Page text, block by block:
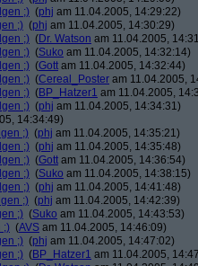
;) (phj am 11.04.2005, 14:29:22)
;) (phj am 11.04.2005, 14:30:29)
;) (Dr. Watson am 11.04.2005,
;) (Suko am 11.04.2005, 14:32:14)
;) (Gott am 11.04.2005, 14:32:44)
;) (Cereal_Poster am 11.04.2005,
;) (BP_Hatzer1 am 11.04.2005,
;) (phj am 11.04.2005, 14:34:31)
14:34:49)
;) (phj am 11.04.2005, 14:35:21)
;) (phj am 11.04.2005, 14:35:48)
;) (Gott am 11.04.2005, 14:36:54)
;) (Suko am 11.04.2005, 14:38:15)
;) (phj am 11.04.2005, 14:41:48)
;) (phj am 11.04.2005, 14:42:39)
;) (Suko am 11.04.2005, 14:43:53)
;) (AVS am 11.04.2005, 14:46:09)
;) (phj am 11.04.2005, 14:47:02)
;) (BP_Hatzer1 am 11.04.2005,